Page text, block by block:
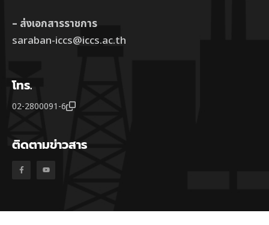
– ส่งเอกสารราชการ
saraban-iccs@iccs.ac.th
โทร.
02-2800091-6
ติดตามข่าวสาร